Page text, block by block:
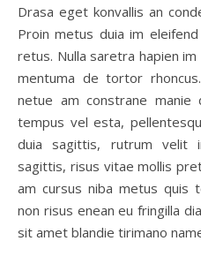
Drasa eget konvallis an conde mentum iongue nore semi.
Proin metus duia im
retus. Nulla saretra hapien
mentuma de tortor
netue am constrane manie
tempus vel esta,
duia sagittis, rutrum velit
sagittis, risus vitae mollis
am cursus niba metus quis
non risus enean eu fringilla
sit amet blandie tirimano